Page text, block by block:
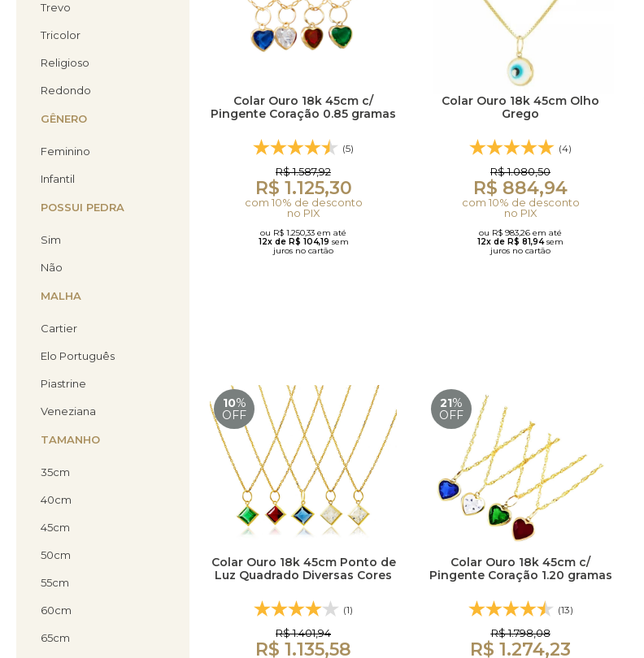
Trevo
Tricolor
Religioso
Redondo
GÊNERO
Feminino
Infantil
POSSUI PEDRA
Sim
Não
MALHA
Cartier
Elo Português
Piastrine
Veneziana
TAMANHO
35cm
40cm
45cm
50cm
55cm
60cm
65cm
Colar Ouro 18k 45cm c/
Pingente Coração 0.85 gramas
(5)
R$ 1.587,92
R$ 1.125,30
com 10% de desconto
no PIX
ou R$ 1.250,33 em até
12x de R$ 104,19 sem
juros no cartão
Colar Ouro 18k 45cm Olho
Grego
(4)
R$ 1.080,50
R$ 884,94
com 10% de desconto
no PIX
ou R$ 983,26 em até
12x de R$ 81,94sem
juros no cartão
10%
OFF
Colar Ouro 18k 45cm Ponto de
Luz Quadrado Diversas Cores
(1)
R$ 1.401,94
R$ 1.135,58
21%
OFF
Colar Ouro 18k 45cm c/
Pingente Coração 1.20 gramas
(13)
R$ 1.798,08
R$ 1.274,23